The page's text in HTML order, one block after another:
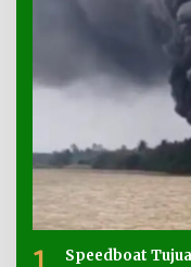
Speedboat